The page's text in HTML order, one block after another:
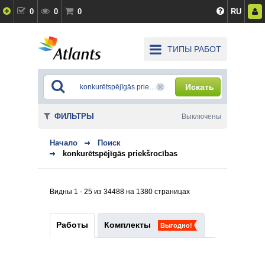
0 0 0 RU
ТИПЫ РАБОТ
Искать
Начало
Поиск
konkurētspējīgās priekšrocības
Видны 1 - 25 из 34488 на 1380 страницах
Работы Комплекты Выгодно!
ФИЛЬТРЫ Выключены